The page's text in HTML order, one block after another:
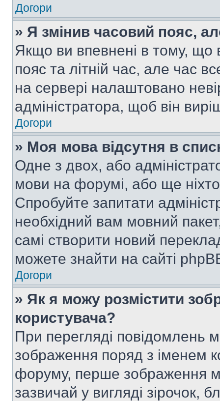
Догори
» Я змінив часовий пояс,
Якщо ви впевнені в тому, що
пояс та літній час, але час
на сервері налаштовано
адміністратора, щоб він
Догори
» Моя мова відсутня в
Одне з двох, або
мови на форумі, або ще
Спробуйте запитати
необхідний вам мовний
самі створити новий
можете знайти на сайті
Догори
» Як я можу розмістити
користувача?
При перегляді повідомлень
зображення поряд з іменем
форуму, перше зображення
зазвичай у вигляді зірочок,